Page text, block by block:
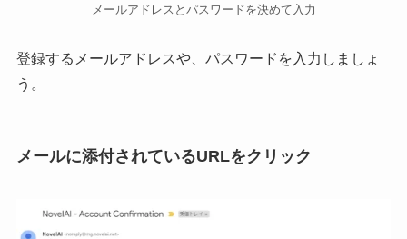
メールアドレスとパスワードを決めて入力
登録するメールアドレスや、パスワードを入力しましょ
う。
メールに添付されているURLをクリック